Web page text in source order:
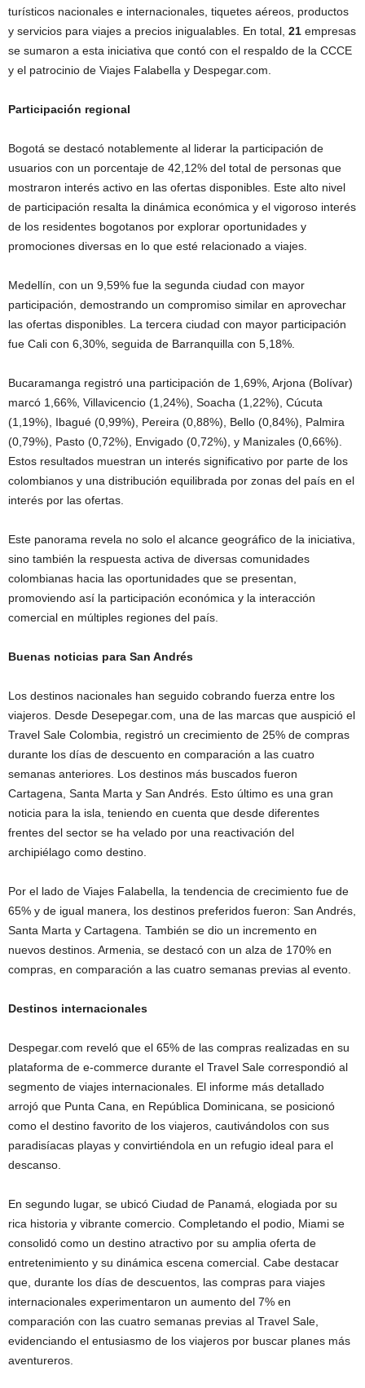
turísticos nacionales e internacionales, tiquetes aéreos, productos
y servicios para viajes a precios inigualables. En total, 21 empresas
se sumaron a esta iniciativa que contó con el respaldo de la CCCE
y el patrocinio de Viajes Falabella y Despegar.com.
Participación regional
Bogotá se destacó notablemente al liderar la participación de
usuarios con un porcentaje de 42,12% del total de personas que
mostraron interés activo en las ofertas disponibles. Este alto nivel
de participación resalta la dinámica económica y el vigoroso interés
de los residentes bogotanos por explorar oportunidades y
promociones diversas en lo que esté relacionado a viajes.
Medellín, con un 9,59% fue la segunda ciudad con mayor
participación, demostrando un compromiso similar en aprovechar
las ofertas disponibles. La tercera ciudad con mayor participación
fue Cali con 6,30%, seguida de Barranquilla con 5,18%.
Bucaramanga registró una participación de 1,69%, Arjona (Bolívar)
marcó 1,66%, Villavicencio (1,24%), Soacha (1,22%), Cúcuta
(1,19%), Ibagué (0,99%), Pereira (0,88%), Bello (0,84%), Palmira
(0,79%), Pasto (0,72%), Envigado (0,72%), y Manizales (0,66%).
Estos resultados muestran un interés significativo por parte de los
colombianos y una distribución equilibrada por zonas del país en el
interés por las ofertas.
Este panorama revela no solo el alcance geográfico de la iniciativa,
sino también la respuesta activa de diversas comunidades
colombianas hacia las oportunidades que se presentan,
promoviendo así la participación económica y la interacción
comercial en múltiples regiones del país.
Buenas noticias para San Andrés
Los destinos nacionales han seguido cobrando fuerza entre los
viajeros. Desde Desepegar.com, una de las marcas que auspició el
Travel Sale Colombia, registró un crecimiento de 25% de compras
durante los días de descuento en comparación a las cuatro
semanas anteriores. Los destinos más buscados fueron
Cartagena, Santa Marta y San Andrés. Esto último es una gran
noticia para la isla, teniendo en cuenta que desde diferentes
frentes del sector se ha velado por una reactivación del
archipiélago como destino.
Por el lado de Viajes Falabella, la tendencia de crecimiento fue de
65% y de igual manera, los destinos preferidos fueron: San Andrés,
Santa Marta y Cartagena. También se dio un incremento en
nuevos destinos. Armenia, se destacó con un alza de 170% en
compras, en comparación a las cuatro semanas previas al evento.
Destinos internacionales
Despegar.com reveló que el 65% de las compras realizadas en su
plataforma de e-commerce durante el Travel Sale correspondió al
segmento de viajes internacionales. El informe más detallado
arrojó que Punta Cana, en República Dominicana, se posicionó
como el destino favorito de los viajeros, cautivándolos con sus
paradisíacas playas y convirtiéndola en un refugio ideal para el
descanso.
En segundo lugar, se ubicó Ciudad de Panamá, elogiada por su
rica historia y vibrante comercio. Completando el podio, Miami se
consolidó como un destino atractivo por su amplia oferta de
entretenimiento y su dinámica escena comercial. Cabe destacar
que, durante los días de descuentos, las compras para viajes
internacionales experimentaron un aumento del 7% en
comparación con las cuatro semanas previas al Travel Sale,
evidenciando el entusiasmo de los viajeros por buscar planes más
aventureros.